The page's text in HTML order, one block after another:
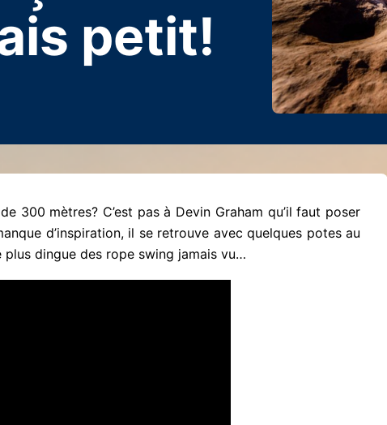
petit!
300 mètres? C’est pas à Devin Graham qu’il faut poser
d’inspiration, il se retrouve avec quelques potes au
plus dingue des rope swing jamais vu…